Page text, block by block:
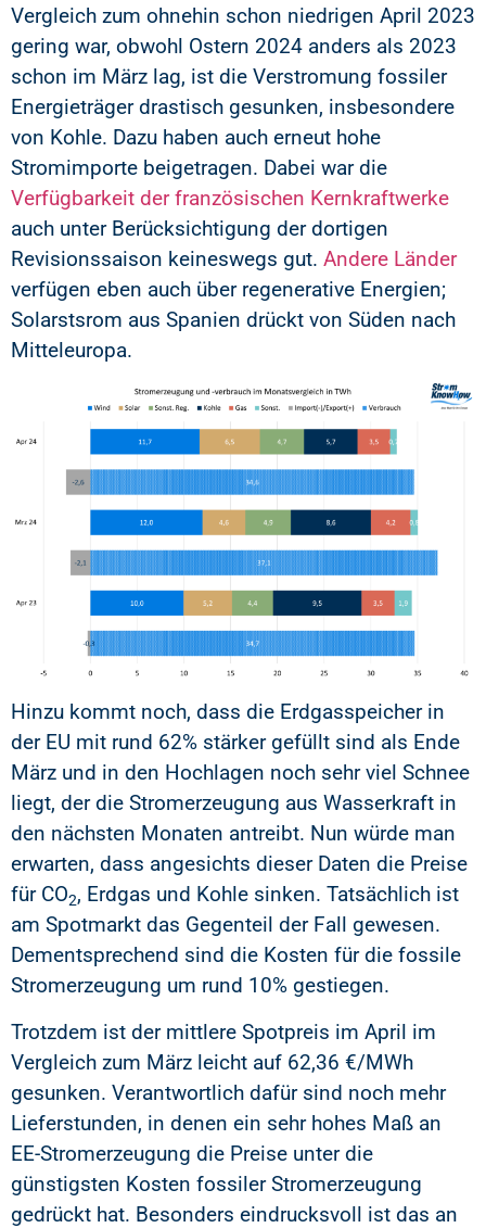
Vergleich zum ohnehin schon niedrigen April 2023
gering war, obwohl Ostern 2024 anders als 2023
schon im März lag, ist die Verstromung fossiler
Energieträger drastisch gesunken, insbesondere
von Kohle. Dazu haben auch erneut hohe
Stromimporte beigetragen. Dabei war die
Verfügbarkeit der französischen Kernkraftwerke
auch unter Berücksichtigung der dortigen
Revisionssaison keineswegs gut. Andere Länder
verfügen eben auch über regenerative Energien;
Solarstsrom aus Spanien drückt von Süden nach
Mitteleuropa.
Hinzu kommt noch, dass die Erdgasspeicher in
der EU mit rund 62% stärker gefüllt sind als Ende
März und in den Hochlagen noch sehr viel Schnee
liegt, der die Stromerzeugung aus Wasserkraft in
den nächsten Monaten antreibt. Nun würde man
erwarten, dass angesichts dieser Daten die Preise
für CO2, Erdgas und Kohle sinken. Tatsächlich ist
am Spotmarkt das Gegenteil der Fall gewesen.
Dementsprechend sind die Kosten für die fossile
Stromerzeugung um rund 10% gestiegen.
Trotzdem ist der mittlere Spotpreis im April im
Vergleich zum März leicht auf 62,36 €/MWh
gesunken. Verantwortlich dafür sind noch mehr
Lieferstunden, in denen ein sehr hohes Maß an
EE-Stromerzeugung die Preise unter die
günstigsten Kosten fossiler Stromerzeugung
gedrückt hat. Besonders eindrucksvoll ist das an